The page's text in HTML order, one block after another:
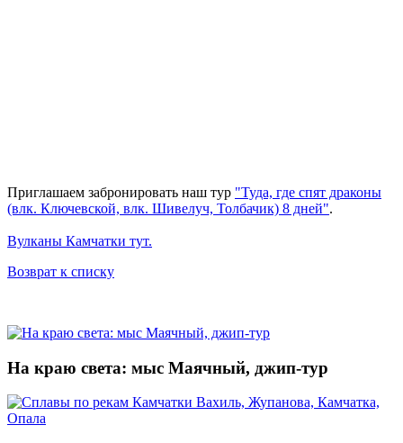
Приглашаем забронировать наш тур "Туда, где спят драконы
(влк. Ключевской, влк. Шивелуч, Толбачик) 8 дней".
Вулканы Камчатки тут.
Возврат к списку
На краю света: мыс Маячный, джип-тур